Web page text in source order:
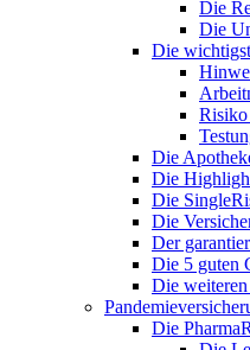
Die
Die
Die
Risiko
Die
Die
Die
Die
Der
Die 5 guten
Die
Die